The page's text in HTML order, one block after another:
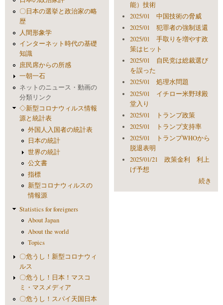
〇日本の選挙と政治家の略
歴
人間形象学
インターネット時代の基礎
知識
庶民席からの所感
一朝一石
ネットのニュース・動画の
分類リンク
◇新型コロナウィルス情報
源と統計表
外国人入国者の統計表
日本の統計
世界の統計
公文書
指標
新型コロナウィルスの
情報源
Statistics for foreigners
About Japan
About the world
Topics
〇危うし！新型コロナウィ
ルス
〇危うし！日本！マスコ
ミ・マスメディア
〇危うし！スパイ天国日本
能）技術
2025/01 中国技術の脅威
2025/01 犯罪者の強制送還
2025/01 手取りを増やす政
策はヒット
2025/01 自民党は総裁選び
を誤った
2025/01 処理水問題
2025/01 イチロー米野球殿
堂入り
2025/01 トランプ政策
2025/01 トランプ支持率
2025/01 トランプWHOから
脱退表明
2025/01/21 政策金利 利上
げ予想
続き